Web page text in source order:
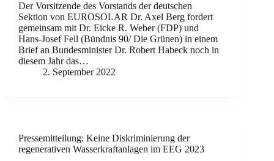
Der Vorsitzende des Vorstands der deutschen
Sektion von EUROSOLAR Dr. Axel Berg fordert
gemeinsam mit Dr. Eicke R. Weber (FDP) und
Hans-Josef Fell (Bündnis 90/ Die Grünen) in einem
Brief an Bundesminister Dr. Robert Habeck noch in
diesem Jahr das…
2. September 2022
Pressemitteilung: Keine Diskriminierung der
regenerativen Wasserkraftanlagen im EEG 2023